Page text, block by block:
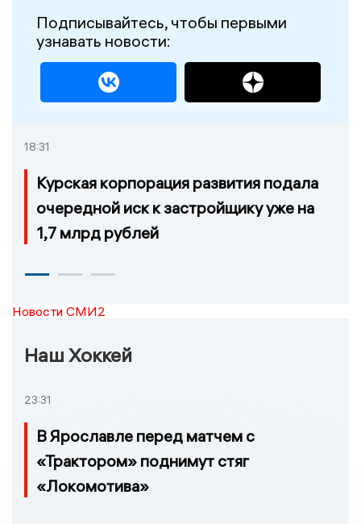
Подписывайтесь, чтобы первыми
узнавать новости:
18:31
Курская корпорация развития подала
очередной иск к застройщику уже на
1,7 млрд рублей
Новости СМИ2
Наш Хоккей
23:31
В Ярославле перед матчем с
«Трактором» поднимут стяг
«Локомотива»